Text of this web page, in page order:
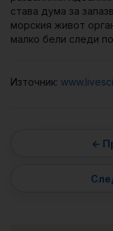
става дума за
морския живот
малко бели следи
Източник: